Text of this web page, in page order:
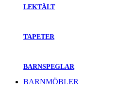
LEKTÄLT
TAPETER
BARNSPEGLAR
BARNMÖBLER